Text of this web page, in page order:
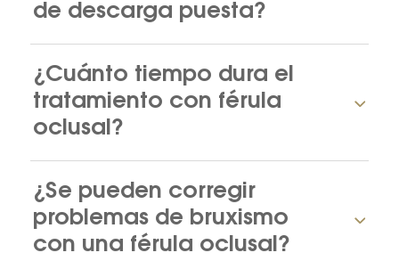
de descarga puesta?
¿Cuánto tiempo dura el
tratamiento con férula
oclusal?
¿Se pueden corregir
problemas de bruxismo
con una férula oclusal?